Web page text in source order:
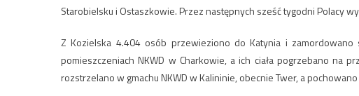
Starobielsku i Ostaszkowie. Przez następnych sześć tygodni Polacy
Z Kozielska 4.404 osób przewieziono do Katynia i
pomieszczeniach NKWD w Charkowie, a ich ciała pogrzebano na
rozstrzelano w gmachu NKWD w Kalininie, obecnie Twer, a